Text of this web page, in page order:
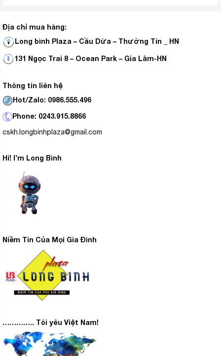
Địa chỉ mua hàng:
Long bình Plaza – Cầu Dừa – Thường Tín _ HN
131 Ngọc Trai 8 – Ocean Park – Gia Lâm-HN
Thông tin liên hệ
Hot/Zalo: 0986.555.496
Phone: 0243.915.8866
cskh.longbinhplaza@gmail.com
Hi! I’m Long Bình
Niềm Tin Của Mọi Gia Đình
………….. Tôi yêu Việt Nam!